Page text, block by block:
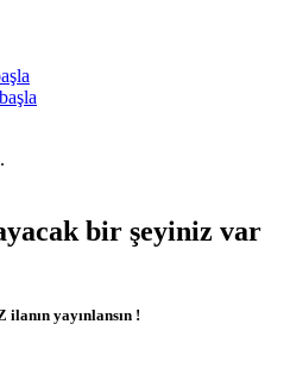
bir şeyiniz var
yayınlansın !